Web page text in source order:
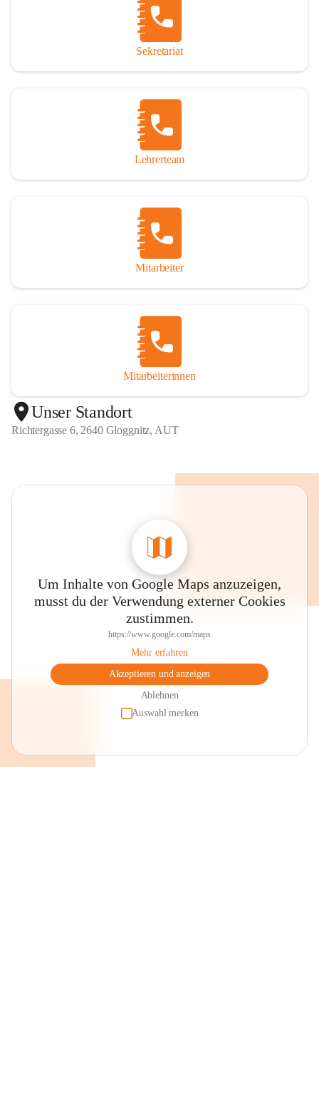
Sekretariat
Lehrerteam
Mitarbeiter
Mitarbeiterinnen
+1
Unser Standort
Richtergasse 6, 2640 Gloggnitz, AUT
Um Inhalte von Google Maps anzuzeigen,
musst du der Verwendung externer Cookies
zustimmen.
https://www.google.com/maps
Mehr erfahren
Akzeptieren und anzeigen
Ablehnen
Auswahl merken